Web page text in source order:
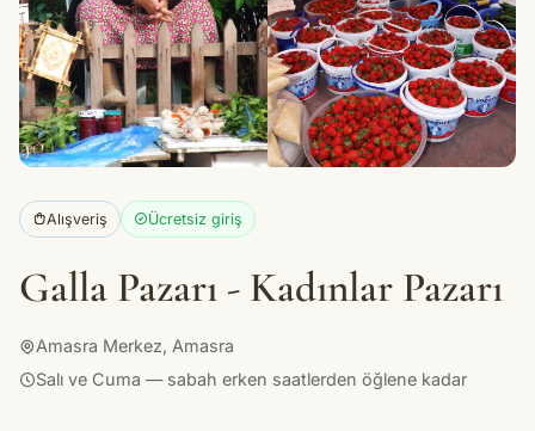
Alışveriş Ücretsiz giriş
Galla Pazarı - Kadınlar Pazarı
Amasra Merkez, Amasra
Salı ve Cuma — sabah erken saatlerden öğlene kadar